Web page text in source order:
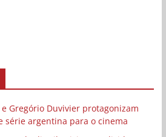
Gregório Duvivier protagonizam
série argentina para o cinema